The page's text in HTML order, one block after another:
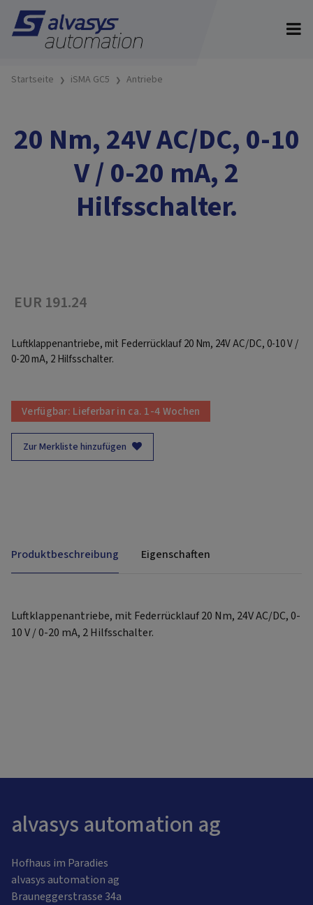
Startseite iSMA GC5 Antriebe
20 Nm, 24V AC/DC, 0-10
V / 0-20 mA, 2
Hilfsschalter.
EUR 191.24
Luftklappenantriebe, mit Federrücklauf 20 Nm, 24V AC/DC, 0-10 V /
0-20 mA, 2 Hilfsschalter.
Verfügbar: Lieferbar in ca. 1-4 Wochen
Zur Merkliste hinzufügen
Produktbeschreibung Eigenschaften
Luftklappenantriebe, mit Federrücklauf 20 Nm, 24V AC/DC, 0-
10 V / 0-20 mA, 2 Hilfsschalter.
alvasys automation ag
Hofhaus im Paradies
alvasys automation ag
Brauneggerstrasse 34a